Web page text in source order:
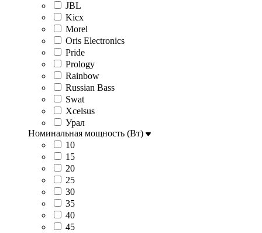
JBL
Kicx
Morel
Oris Electronics
Pride
Prology
Rainbow
Russian Bass
Swat
Xcelsus
Урал
Номинальная мощность (Вт)
10
15
20
25
30
35
40
45